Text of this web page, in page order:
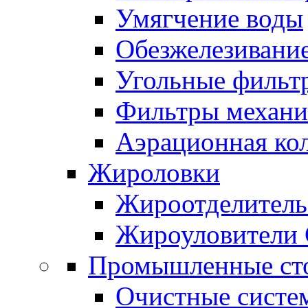
Умягчение воды
Угольные
Фильтры
Аэрационная
Жироловки
Промышленные
Очистные